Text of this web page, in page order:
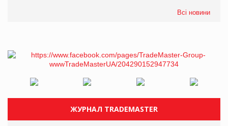
Всі новини
ЖУРНАЛ TRADEMASTER